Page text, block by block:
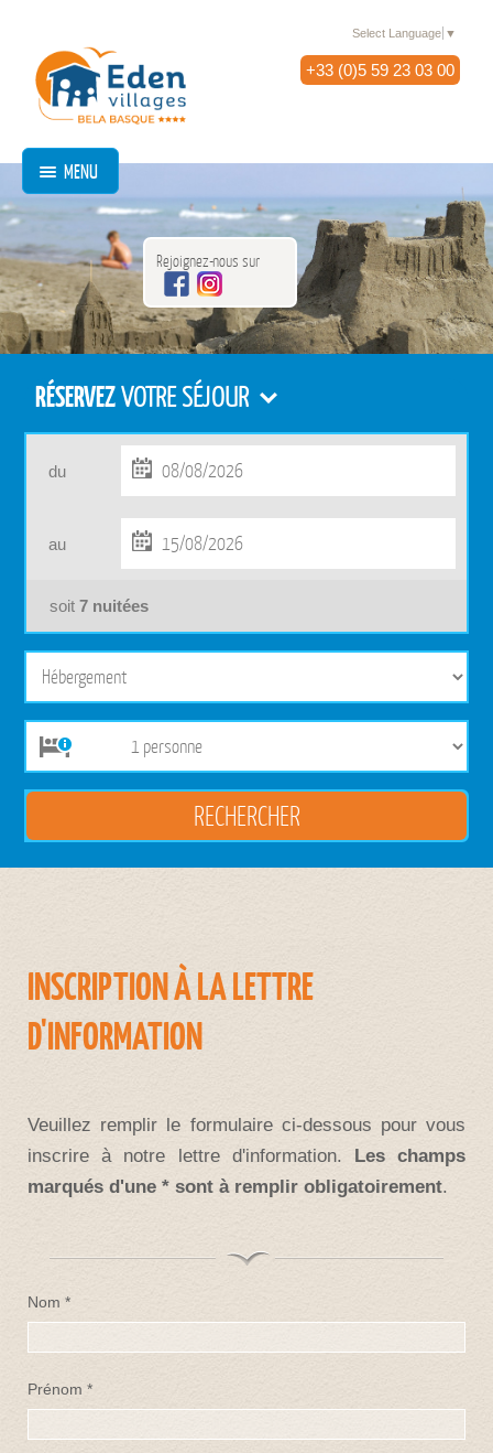
Rejoignez-nous sur
MENU
Select Language ▼
+33 (0)5 59 23 03 00
RÉSERVEZVOTRE SÉJOUR
du
au
soit7 nuitées
INSCRIPTION À LA LETTRE
D'INFORMATION
Veuillez remplir le formulaire ci-dessous pour vous
inscrire à notre lettre d'information. Les champs
marqués d'une * sont à remplir obligatoirement.
Nom *
Prénom *